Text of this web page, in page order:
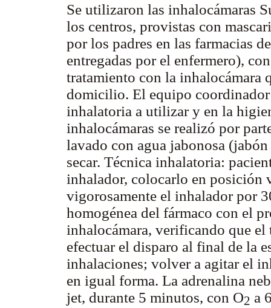
Se utilizaron las inhalocámaras
los centros, provistas con
por los padres en las farmacias
entregadas por el enfermero),
tratamiento con la inhalocámara
domicilio. El equipo
inhalatoria a utilizar y en la
inhalocámaras se realizó por
lavado con agua jabonosa
secar. Técnica inhalatoria:
inhalador, colocarlo en posición
vigorosamente el inhalador por
homogénea del fármaco con el
inhalocámara, verificando que el
efectuar el disparo al final de la
inhalaciones; volver a agitar el
en igual forma. La adrenalina
jet, durante 5 minutos, con O2 a